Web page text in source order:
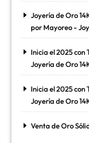
Joyería de Oro
por Mayoreo -
Inicia el 2025 con
Joyería de Oro
Inicia el 2025 con
Joyería de Oro
Venta de Oro